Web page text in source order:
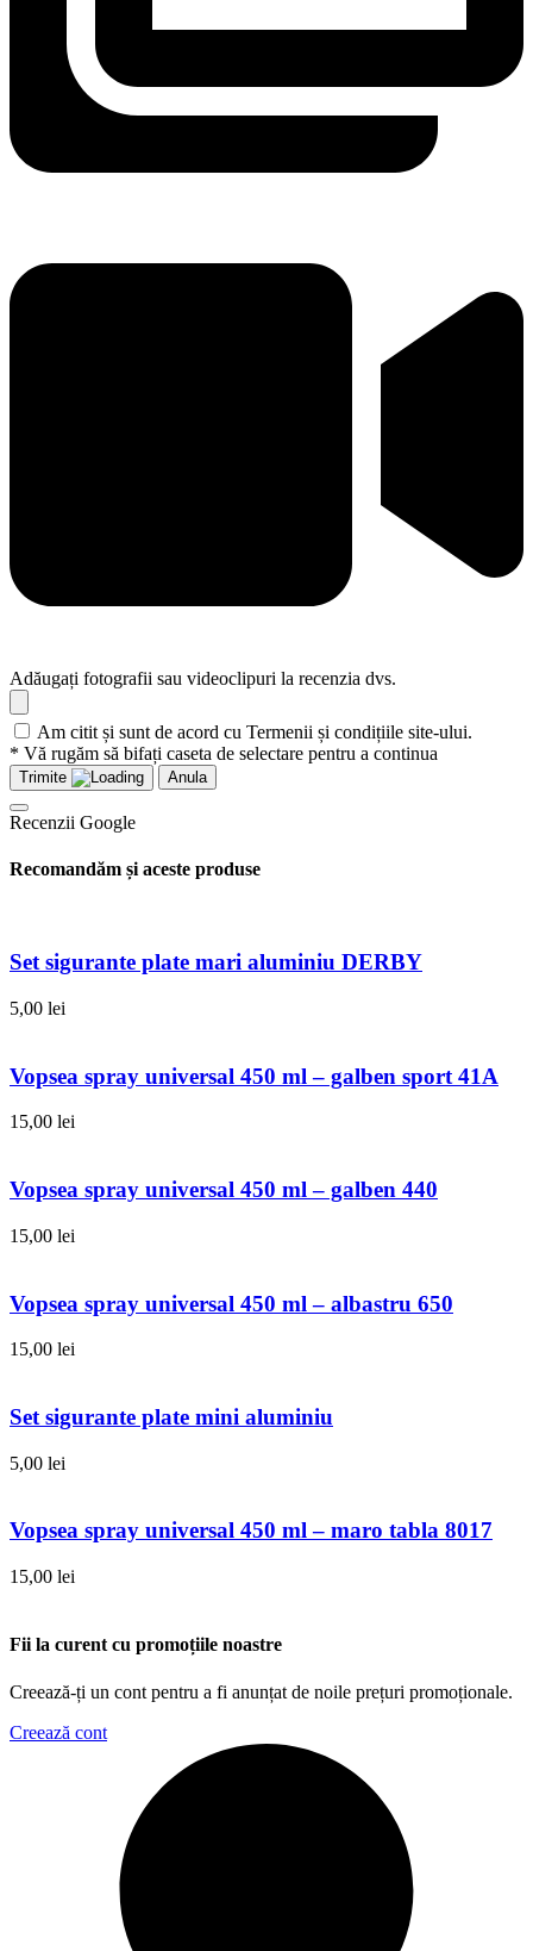
Adăugați fotografii sau videoclipuri la recenzia dvs.
Am citit și sunt de acord cu Termenii și condițiile site-ului.
* Vă rugăm să bifați caseta de selectare pentru a continua
Trimite Anula
Recenzii Google
Recomandăm și aceste produse
Set sigurante plate mari aluminiu DERBY
5,00 lei
Vopsea spray universal 450 ml – galben sport 41A
15,00 lei
Vopsea spray universal 450 ml – galben 440
15,00 lei
Vopsea spray universal 450 ml – albastru 650
15,00 lei
Set sigurante plate mini aluminiu
5,00 lei
Vopsea spray universal 450 ml – maro tabla 8017
15,00 lei
Fii la curent cu promoțiile noastre
Creează-ți un cont pentru a fi anunțat de noile prețuri promoționale.
Creează cont